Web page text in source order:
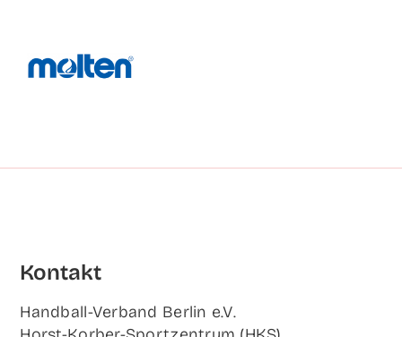
Kon­takt
Hand­ball-Ver­band Ber­lin e.V.